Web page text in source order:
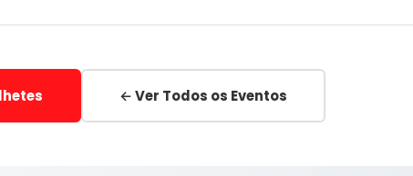
← Ver Todos os Eventos